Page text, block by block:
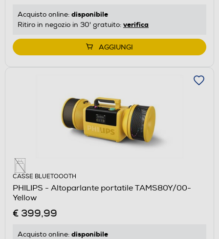
Acquisto online: disponibile
Ritiro in negozio in 30' gratuito: verifica
AGGIUNGI
CASSE BLUETOOOTH
PHILIPS - Altoparlante portatile TAMS80Y/00-
Yellow
€ 399,99
Acquisto online: disponibile